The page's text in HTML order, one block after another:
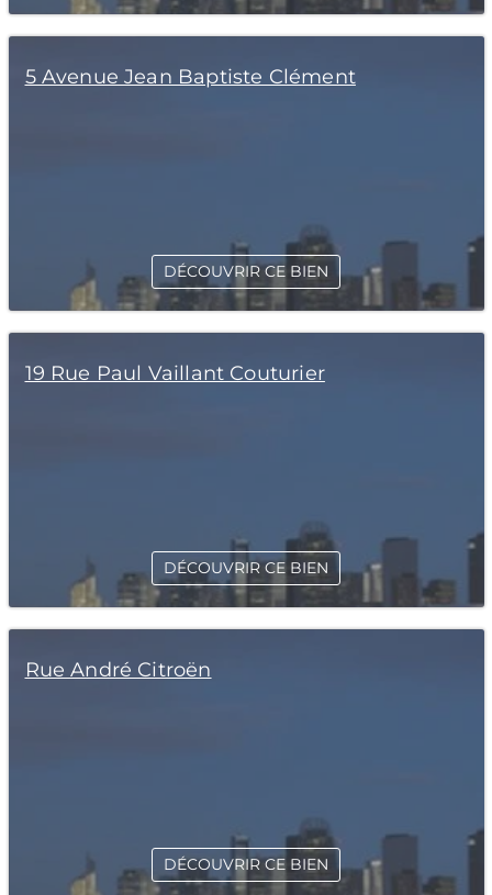
5 Avenue Jean Baptiste Clément
DÉCOUVRIR CE BIEN
19 Rue Paul Vaillant Couturier
DÉCOUVRIR CE BIEN
Rue André Citroën
DÉCOUVRIR CE BIEN